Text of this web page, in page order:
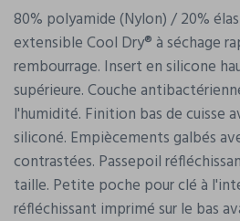
80% polyamide (Nylon) / 20%
extensible Cool Dry® à séchage
rembourrage. Insert en silicone
supérieure. Couche
l'humidité. Finition bas de cuisse
siliconé. Empiècements galbés
contrastées. Passepoil
taille. Petite poche pour clé à
réfléchissant imprimé sur le bas